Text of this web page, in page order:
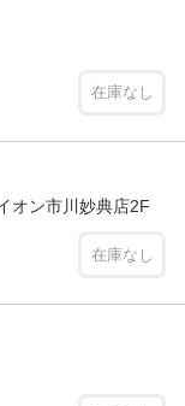
在庫なし
オン市川妙典店2F
在庫なし